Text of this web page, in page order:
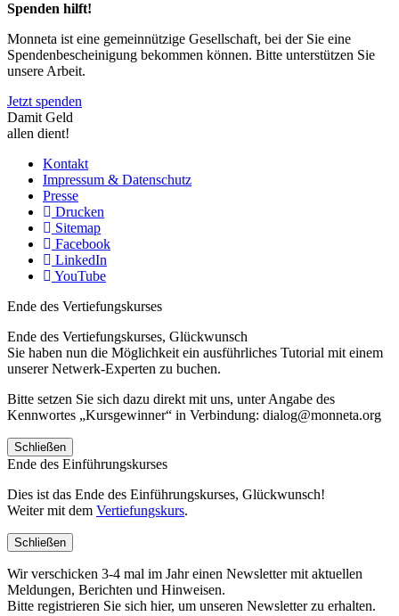
Spenden hilft!
Monneta ist eine gemeinnützige Gesellschaft, bei der Sie eine
Spendenbescheinigung bekommen können. Bitte unterstützen Sie
unsere Arbeit.
Jetzt spenden
Damit Geld
allen dient!
Kontakt
Impressum & Datenschutz
Presse
Drucken
Sitemap
Facebook
LinkedIn
YouTube
Ende des Vertiefungskurses
Ende des Vertiefungskurses, Glückwunsch
Sie haben nun die Möglichkeit ein ausführliches Tutorial mit einem
unserer Netwerk-Experten zu buchen.
Bitte setzen Sie sich dazu direkt mit uns, unter Angabe des
Kennwortes „Kursgewinner“ in Verbindung: dialog@monneta.org
Schließen
Ende des Einführungskurses
Dies ist das Ende des Einführungskurses, Glückwunsch!
Weiter mit dem Vertiefungskurs.
Schließen
Wir verschicken 3-4 mal im Jahr einen Newsletter mit aktuellen
Meldungen, Berichten und Hinweisen.
Bitte registrieren Sie sich hier, um unseren Newsletter zu erhalten.